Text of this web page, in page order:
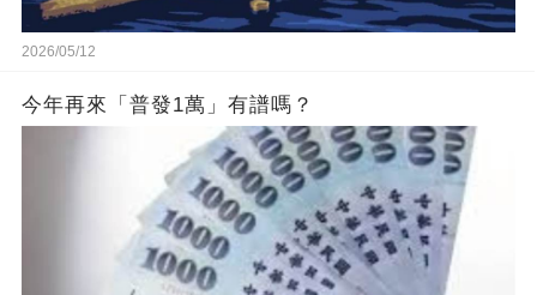
2026/05/12
今年再來「普發1萬」有譜嗎？